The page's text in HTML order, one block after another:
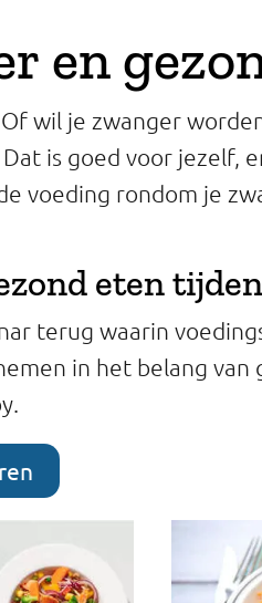
en
wil je zwanger
is goed voor jezelf,
voeding rondom je
eten
terug waarin
in het belang